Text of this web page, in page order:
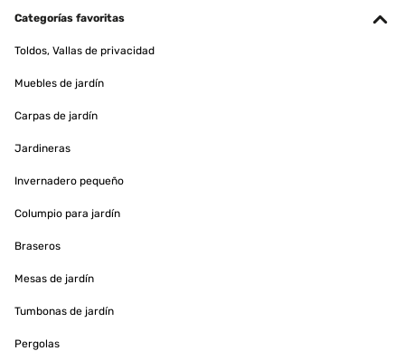
alleine aufzubauen - wenn man es verschieben will, den Platz
scharfe Kanten) einen Kunststoffschoner angebracht. Dann habe
hatte diese Jahr schon toll Ernte. Macht viel Spass!
Amazon-Benutzer
Traducir
Amazon-Benutzer
Traducir
Categorías favoritas
Toldos, Vallas de privacidad
Muebles de jardín
Carpas de jardín
Jardineras
Invernadero pequeño
Columpio para jardín
Braseros
Mesas de jardín
Tumbonas de jardín
Pergolas